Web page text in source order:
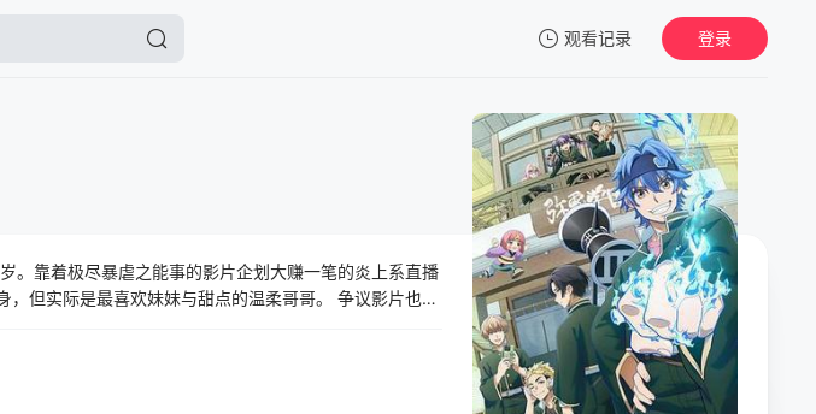
观看记录 登录
。靠着极尽暴虐之能事的影片企划大赚一笔的炎上系直播
但实际是最喜欢妹妹与甜点的温柔哥哥。 争议影片也只